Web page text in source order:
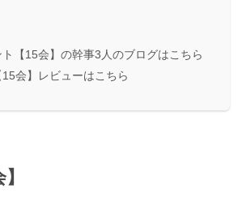
【15会】の幹事3人のブログはこちら
会】レビューはこちら